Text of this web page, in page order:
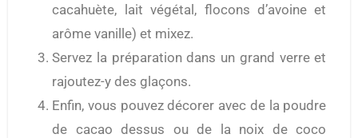
cacahuète, lait végétal, flocons d’avoine et
arôme vanille) et mixez.
Servez la préparation dans un grand verre et
rajoutez-y des glaçons.
Enfin, vous pouvez décorer avec de la poudre
de cacao dessus ou de la noix de coco